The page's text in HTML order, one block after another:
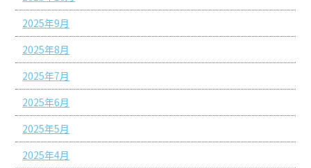
2025年9月
2025年8月
2025年7月
2025年6月
2025年5月
2025年4月